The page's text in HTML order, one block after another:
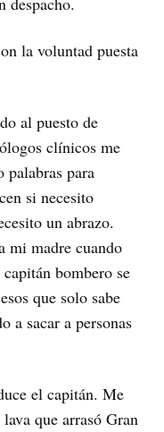
la voluntad puesta
al puesto de
clínicos me
palabras para
si necesito
un abrazo.
mi madre cuando
bombero se
que solo sabe
a sacar a personas
el capitán. Me
que arrasó Gran